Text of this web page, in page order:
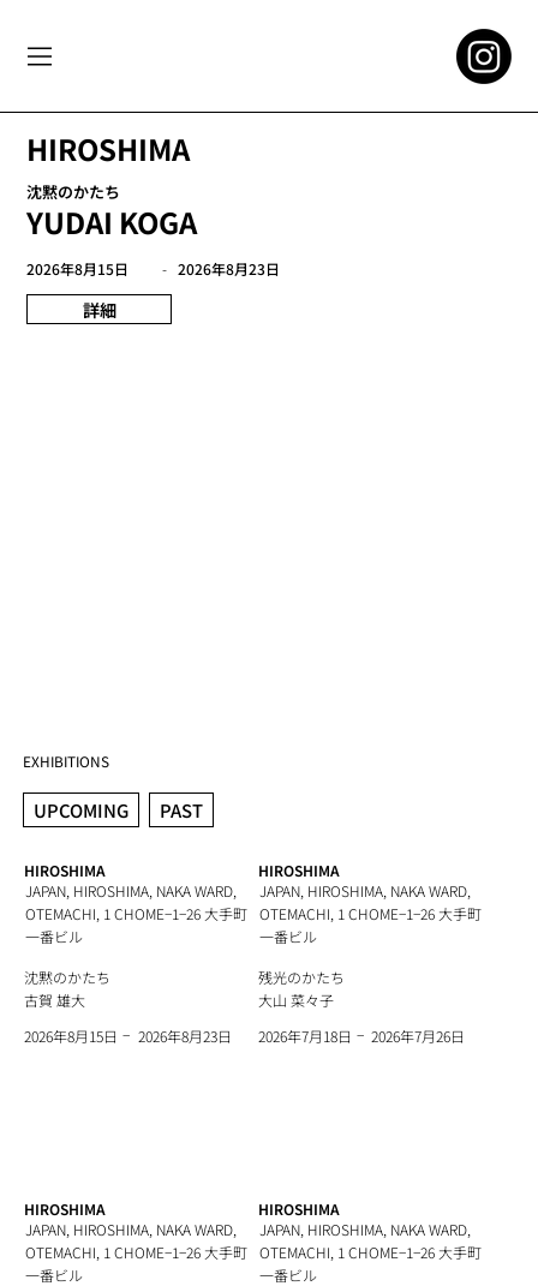
HIROSHIMA
沈黙のかたち
YUDAI KOGA
2026年8月15日 - 2026年8月23日
詳細
EXHIBITIONS
UPCOMING PAST
HIROSHIMA
JAPAN, HIROSHIMA, NAKA WARD,
OTEMACHI, 1 CHOME−1−26 大手町
一番ビル
沈黙のかたち
古賀 雄大
2026年8月15日 − 2026年8月23日
HIROSHIMA
JAPAN, HIROSHIMA, NAKA WARD,
OTEMACHI, 1 CHOME−1−26 大手町
一番ビル
残光のかたち
大山 菜々子
2026年7月18日 − 2026年7月26日
HIROSHIMA
JAPAN, HIROSHIMA, NAKA WARD,
OTEMACHI, 1 CHOME−1−26 大手町
一番ビル
HIROSHIMA
JAPAN, HIROSHIMA, NAKA WARD,
OTEMACHI, 1 CHOME−1−26 大手町
一番ビル